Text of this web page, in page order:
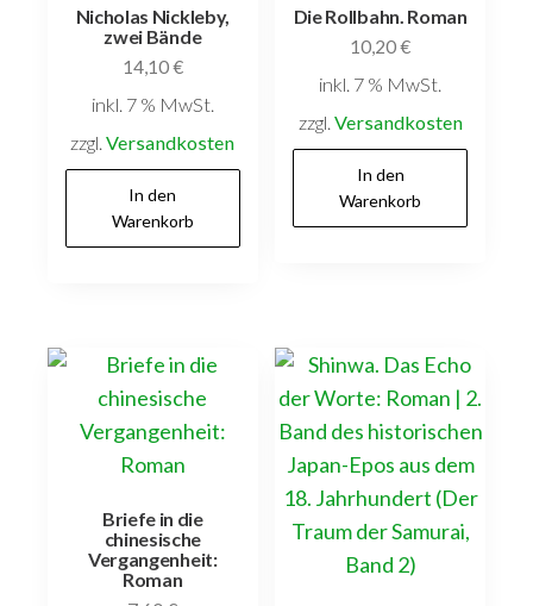
Nicholas Nickleby,
zwei Bände
14,10€
inkl. 7 % MwSt.
zzgl.Versandkosten
In den
Warenkorb
Die Rollbahn. Roman
10,20€
inkl. 7 % MwSt.
zzgl. Versandkosten
In den
Warenkorb
Briefe in die
chinesische
Vergangenheit:
Roman